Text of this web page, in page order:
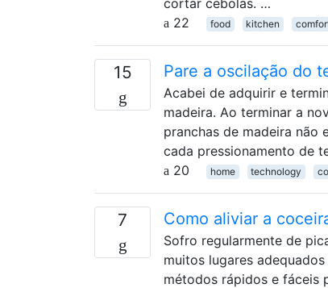
22
food kitchen
15 Pare a oscilação do
Acabei de adquirir e
madeira. Ao terminar a
pranchas de madeira não
cada pressionamento de
20
home technology
7 Como aliviar a
Sofro regularmente de
muitos lugares
métodos rápidos e fáceis